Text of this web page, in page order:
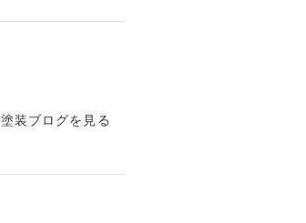
塗装ブログを見る